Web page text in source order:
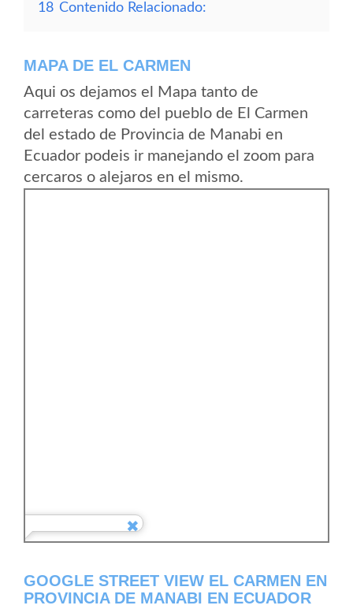
18 Contenido Relacionado:
MAPA DE EL CARMEN
Aqui os dejamos el Mapa tanto de
carreteras como del pueblo de El Carmen
del estado de Provincia de Manabi en
Ecuador podeis ir manejando el zoom para
cercaros o alejaros en el mismo.
GOOGLE STREET VIEW EL CARMEN EN
PROVINCIA DE MANABI EN ECUADOR